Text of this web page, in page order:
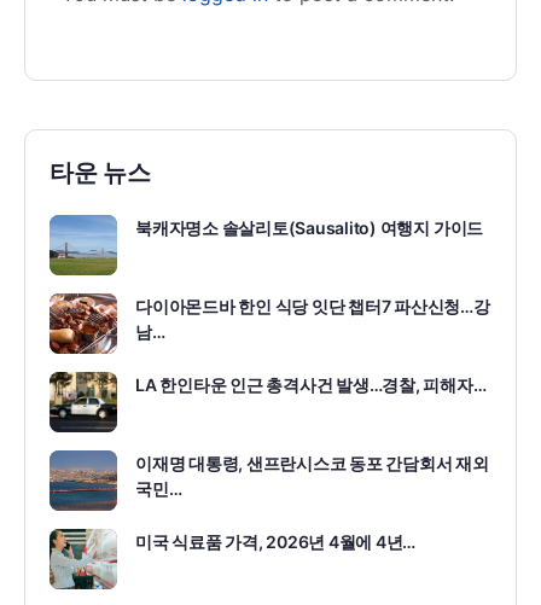
타운 뉴스
북캐자명소 솔살리토(Sausalito) 여행지 가이드
다이아몬드바 한인 식당 잇단 챕터7 파산신청…강
남…
LA 한인타운 인근 총격사건 발생…경찰, 피해자…
이재명 대통령, 샌프란시스코 동포 간담회서 재외
국민…
미국 식료품 가격, 2026년 4월에 4년…